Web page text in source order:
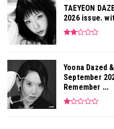
TAEYEON
2026 issue.
Yoona Dazed
September
Remember ...